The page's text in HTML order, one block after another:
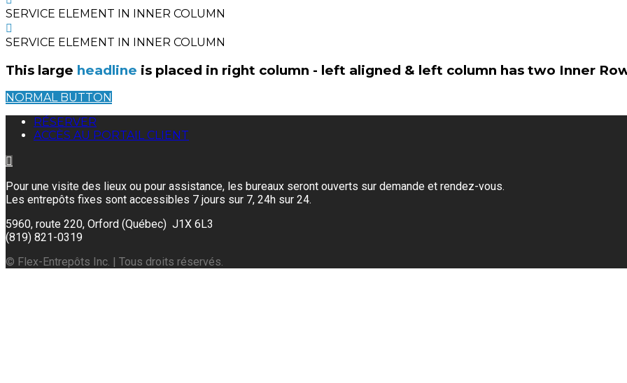
SERVICE ELEMENT IN INNER COLUMN
SERVICE ELEMENT IN INNER COLUMN
This large headline is placed in right column - left aligned & left column has two Inner
NORMAL BUTTON
RÉSERVER
ACCÈS AU PORTAIL CLIENT
Pour une visite des lieux ou pour assistance, les bureaux seront ouverts sur demande et rendez-vous.
Les entrepôts fixes sont accessibles 7 jours sur 7, 24h sur 24.
5960, route 220, Orford (Québec) J1X 6L3
(819) 821-0319
© Flex-Entrepôts Inc. | Tous droits réservés.